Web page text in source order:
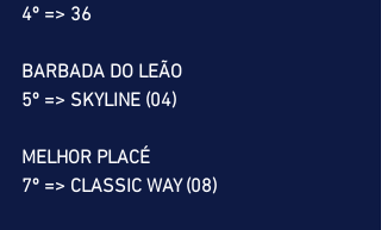
4º => 36
BARBADA DO LEÃO
5º => SKYLINE (04)
MELHOR PLACÉ
7º => CLASSIC WAY (08)